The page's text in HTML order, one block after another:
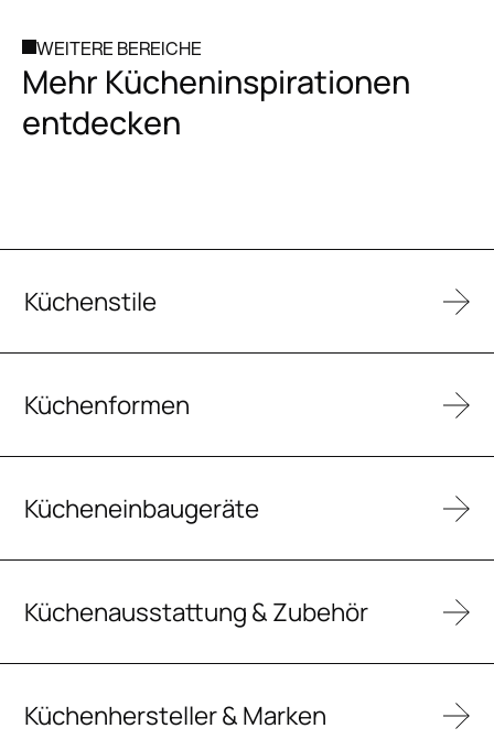
WEITERE BEREICHE
Mehr Kücheninspirationen
entdecken
Küchenstile
Küchenformen
Kücheneinbaugeräte
Küchenausstattung & Zubehör
Küchenhersteller & Marken